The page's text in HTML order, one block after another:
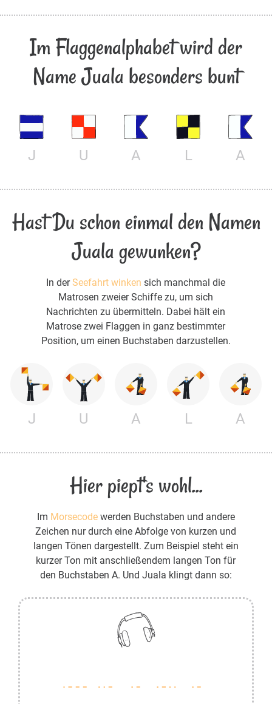
Im Flaggenalphabet wird der
Name Juala besonders bunt
J U A L A
Hast Du schon einmal den Namen
Juala gewunken?
In derSeefahrt winken sich manchmal die
Matrosen zweier Schiffe zu, um sich
Nachrichten zu übermitteln. Dabei hält ein
Matrose zwei Flaggen in ganz bestimmter
Position, um einen Buchstaben darzustellen.
J U A L A
Hier piept's wohl...
Im Morsecodewerden Buchstaben und andere
Zeichen nur durch eine Abfolge von kurzen und
langen Tönen dargestellt. Zum Beispiel steht ein
kurzer Ton mit anschließendem langen Ton für
den Buchstaben A. Und Juala klingt dann so: